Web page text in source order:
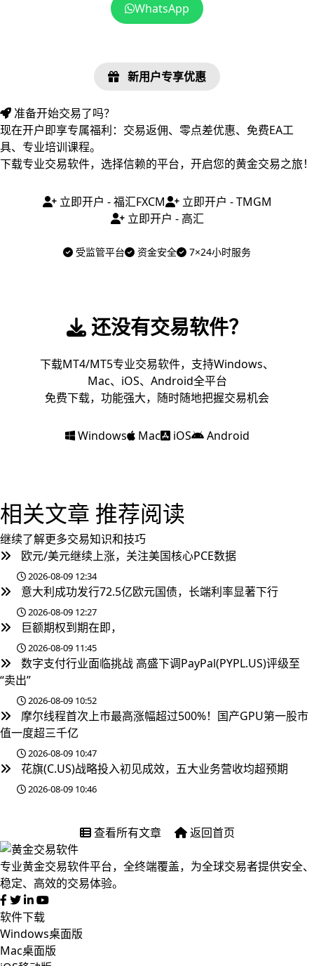
WhatsApp
新用户专享优惠
准备开始交易了吗？
现在开户即享专属福利：交易返佣、零点差优惠、免费EA工
具、专业培训课程。
下载专业交易软件，选择信赖的平台，开启您的黄金交易之旅！
立即开户 - 福汇FXCM
立即开户 - TMGM
立即开户 - 高汇
受监管平台 资金安全 7×24小时服务
还没有交易软件？
下载MT4/MT5专业交易软件，支持Windows、
Mac、iOS、Android全平台
免费下载，功能强大，随时随地把握交易机会
Windows Mac iOS Android
相关文章 推荐阅读
继续了解更多交易知识和技巧
欧元/美元继续上涨，关注美国核心PCE数据
2026-08-09 12:34
意大利成功发行72.5亿欧元国债，长端利率显著下行
2026-08-09 12:27
巨额期权到期在即，
2026-08-09 11:45
数字支付行业面临挑战 高盛下调PayPal(PYPL.US)评级至
“卖出”
2026-08-09 10:52
摩尔线程首次上市最高涨幅超过500%！国产GPU第一股市
值一度超三千亿
2026-08-09 10:47
花旗(C.US)战略投入初见成效，五大业务营收均超预期
2026-08-09 10:46
查看所有文章 返回首页
专业黄金交易软件平台，全终端覆盖，为全球交易者提供安全、
稳定、高效的交易体验。
软件下载
Windows桌面版
Mac桌面版